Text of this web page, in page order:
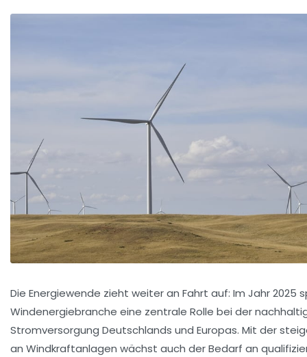
Die Energiewende zieht weiter an Fahrt auf: Im Jahr 2025
Windenergiebranche eine zentrale Rolle bei der
Stromversorgung Deutschlands und Europas. Mit der
an Windkraftanlagen wächst auch der Bedarf an